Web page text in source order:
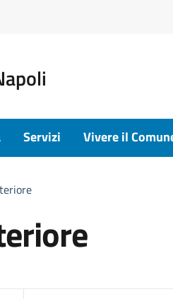
Servizi Vivere il